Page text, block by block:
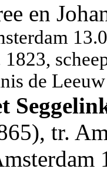
en
de
tr.